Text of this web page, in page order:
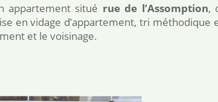
appartement situé rue de l’Assomption,
en vidage d’appartement, tri méthodique
et le voisinage.